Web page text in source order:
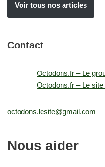
Voir tous nos articles
Contact
Octodons.fr – Le
Octodons.fr – Le
octodons.lesite@gmail.com
Nous aider